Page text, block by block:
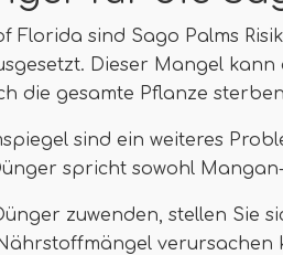
Florida sind Sago Palms
Dieser Mangel
die gesamte Pflanze
sind ein weiteres
spricht sowohl
zuwenden, stellen Sie
verursachen